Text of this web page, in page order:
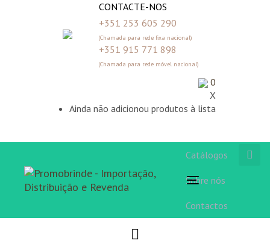
CONTACTE-NOS
+351 253 605 290
(Chamada para rede fixa nacional)
+351 915 771 898
(Chamada para rede móvel nacional)
0
X
Ainda não adicionou produtos à lista
Toggle
Catálogos
Sobre nós
Contactos